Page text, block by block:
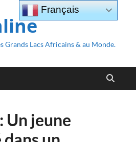
Grands Lacs Africains & au Monde.
Un jeune
Français